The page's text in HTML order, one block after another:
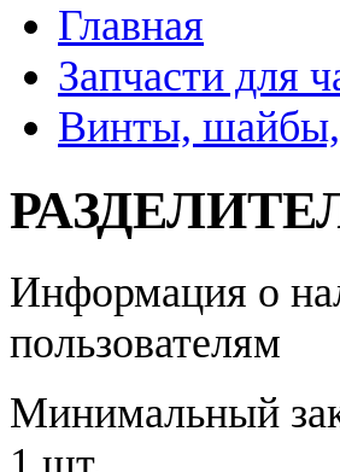
Главная
Запчасти для
Винты, шайбы,
Информация о
пользователям
Минимальный